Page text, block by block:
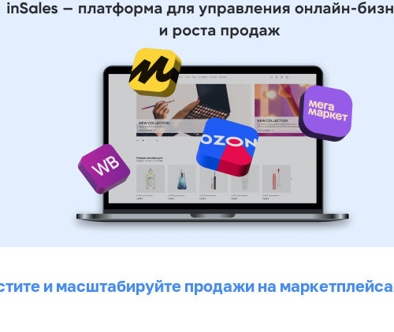
и масштабируйте продажи на